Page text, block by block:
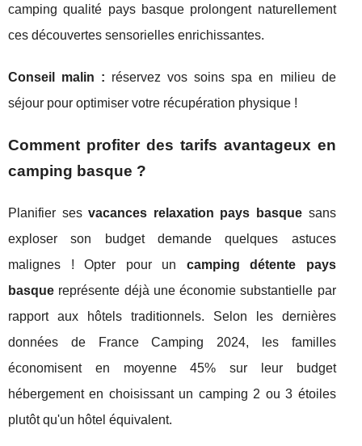
camping qualité pays basque prolongent naturellement
ces découvertes sensorielles enrichissantes.
Conseil malin : réservez vos soins spa en milieu de
séjour pour optimiser votre récupération physique !
Comment profiter des tarifs avantageux en
camping basque ?
Planifier sesvacances relaxation pays basque sans
exploser son budget demande quelques astuces
malignes ! Opter pour un camping détente pays
basque représente déjà une économie substantielle par
rapport aux hôtels traditionnels. Selon les dernières
données de France Camping 2024, les familles
économisent en moyenne 45% sur leur budget
hébergement en choisissant un camping 2 ou 3 étoiles
plutôt qu'un hôtel équivalent.